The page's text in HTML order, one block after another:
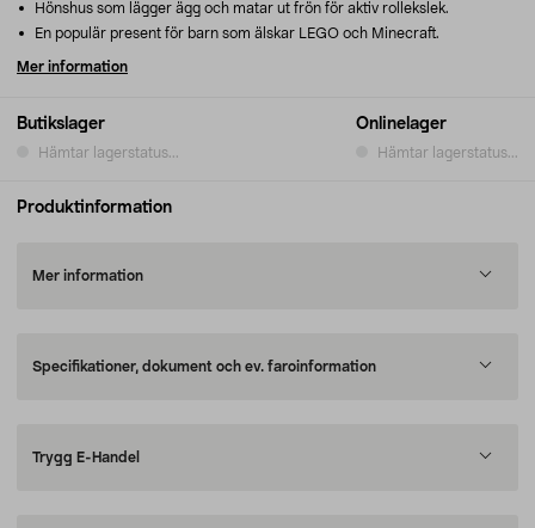
Butikslager
Hämtar lagerstatus...
Onlinelager
Hämtar lagerstatus...
Hönshus som lägger ägg och matar ut frön för aktiv rollekslek.
En populär present för barn som älskar LEGO och Minecraft.
Mer information
Produktinformation
Mer information
Specifikationer, dokument och ev. faroinformation
Trygg E-Handel